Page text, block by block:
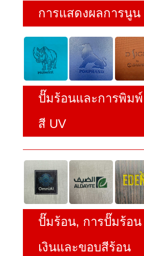
การแสดงผลการนูน
ปั๊มร้อนและการพิมพ์
สี UV
ปั๊มร้อน, การปั๊มร้อน
เงินและขอบสีร้อน